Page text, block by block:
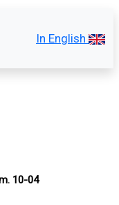
In English
10-04